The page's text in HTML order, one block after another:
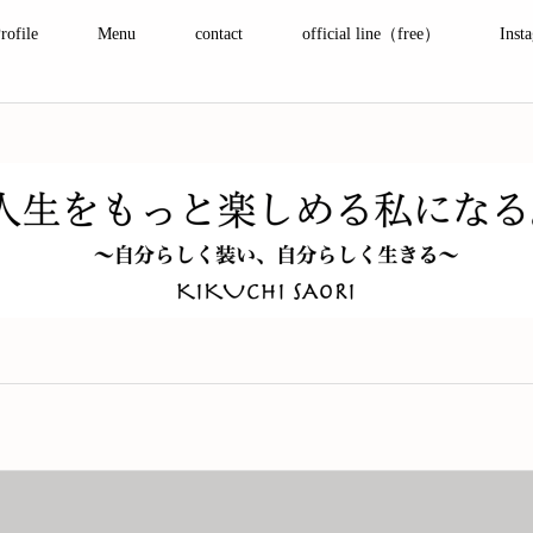
Menu contact official line（free）